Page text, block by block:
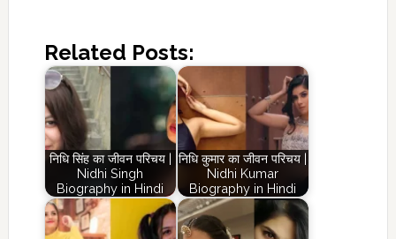
Related Posts:
निधि सिंह का जीवन परिचय |
Nidhi Singh
Biography in Hindi
निधि कुमार का जीवन परिचय |
Nidhi Kumar
Biography in Hindi